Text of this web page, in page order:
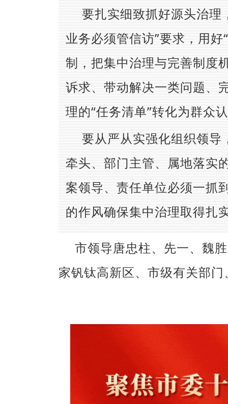
要扎实细致抓好源头治理
业务必须管信访”要求，用好
制，把集中治理与完善制度
诉求、带动解决一类问题、
理的“任务清单”转化为群众
要从严从实强化组织领
牵头、部门主管、属地落实
案领导、责任单位必须一抓
的作风确保集中治理取得扎
市领导唐忠柱、先一、魏
家钒钛高新区、市级有关部